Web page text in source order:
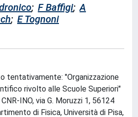
; F Baffigi; A
; E Tognoni
tentativamente: "Organizzazione
rivolto alle Scuole Superiori"
INO, via G. Moruzzi 1, 56124
di Fisica, Università di Pisa,